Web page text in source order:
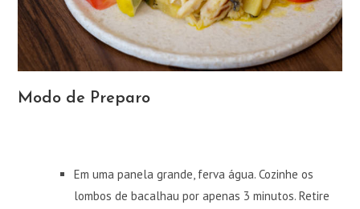
Modo de Preparo
Em uma panela grande, ferva água. Cozinhe os
lombos de bacalhau por apenas 3 minutos. Retire